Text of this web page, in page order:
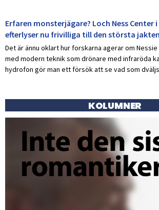
Erfaren monsterjägare? Loch Ness Center
efterlyser nu frivilliga till den största
Det är ännu oklart hur forskarna agerar om
med modern teknik som drönare med infraröda
hydrofon gör man ett försök att se vad som
KOLUMNER